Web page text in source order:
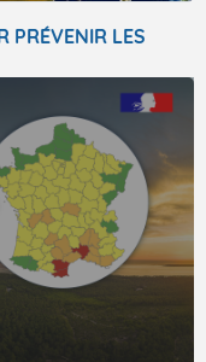
PRÉVENIR LES